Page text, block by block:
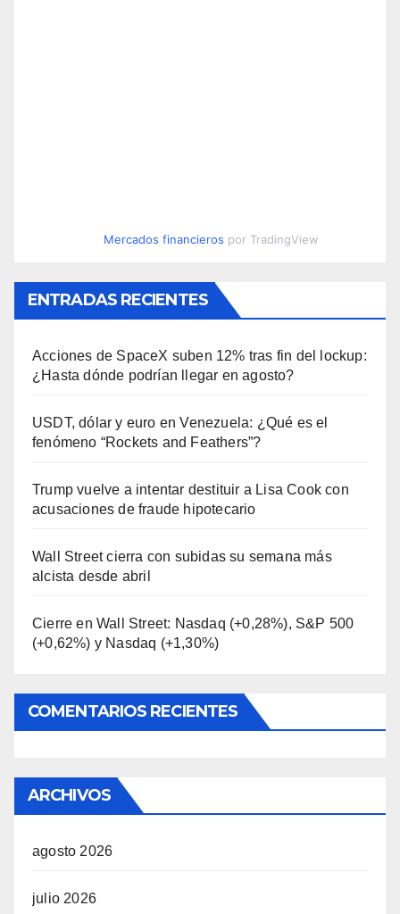
Mercados financieros por TradingView
ENTRADAS RECIENTES
Acciones de SpaceX suben 12% tras fin del lockup:
¿Hasta dónde podrían llegar en agosto?
USDT, dólar y euro en Venezuela: ¿Qué es el
fenómeno “Rockets and Feathers”?
Trump vuelve a intentar destituir a Lisa Cook con
acusaciones de fraude hipotecario
Wall Street cierra con subidas su semana más
alcista desde abril
Cierre en Wall Street: Nasdaq (+0,28%), S&P 500
(+0,62%) y Nasdaq (+1,30%)
COMENTARIOS RECIENTES
ARCHIVOS
agosto 2026
julio 2026